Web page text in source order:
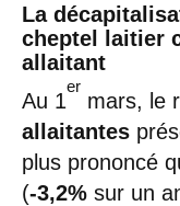
La
cheptel laitier
allaitant
Au 1
er
mars, le
allaitantes
plus prononcé
(-3,2% sur un